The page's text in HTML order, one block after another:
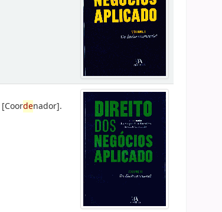
[Coordenador].